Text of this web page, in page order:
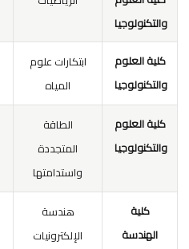
والتكنولوجيا
كلية العلوم
والتكنولوجيا
ابتكارات علوم
المياه
كلية العلوم
والتكنولوجيا
الطاقة
المتجددة
واستدامتها
كلية
الهندسة
هندسة
الإلكترونيات